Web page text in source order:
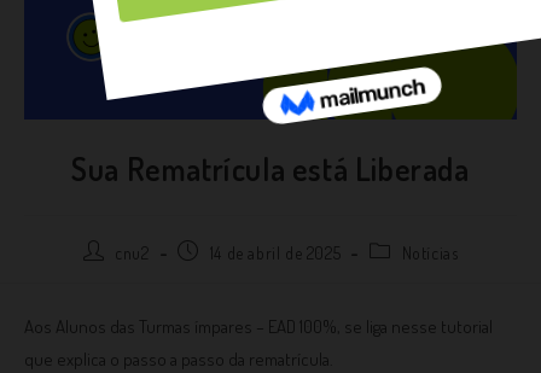
Sua Rematrícula está Liberada
cnu2 14 de abril de 2025 Notícias
Aos Alunos das Turmas ímpares – EAD 100%, se liga nesse tutorial
que explica o passo a passo da rematrícula.